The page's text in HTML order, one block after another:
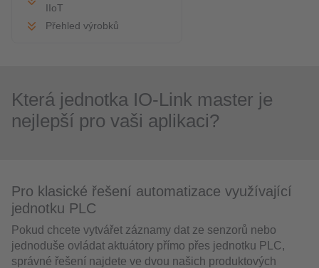
IIoT
Přehled výrobků
Která jednotka IO-Link master je
nejlepší pro vaši aplikaci?
Pro klasické řešení automatizace využívající
jednotku PLC
Pokud chcete vytvářet záznamy dat ze senzorů nebo
jednoduše ovládat aktuátory přímo přes jednotku PLC,
správné řešení najdete ve dvou našich produktových